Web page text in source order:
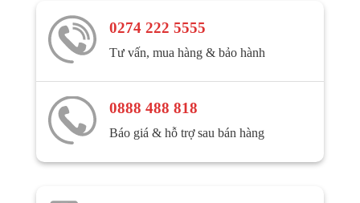
0274 222 5555
Tư vấn, mua hàng & bảo hành
0888 488 818
Báo giá & hỗ trợ sau bán hàng